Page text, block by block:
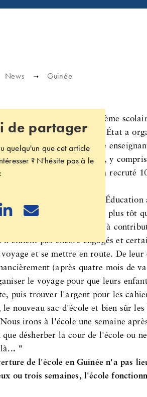
News Guinée
manquent pas dans le système
dernières vacances d'été, l'État a
que presque chaque
l'État un salaire important, y
C'est ainsi que l'État a recruté
septembre, le ministre de
soit une semaine plus tôt
enfants ont donc été mis à
n'étaient pas encore engagés et
et se mettre en route. De leur
(après quatre mois de
le voyage pour que leurs
puis trouver l'argent pour les
le nouveau sac d'école et bien sûr
irons à l'école une semaine
désherber la cour de l'école ou
. "
de l'école en Guinée n'a pas
ou trois semaines, l'école
de partager
quelqu'un que cet article
? N'hésite pas à le
